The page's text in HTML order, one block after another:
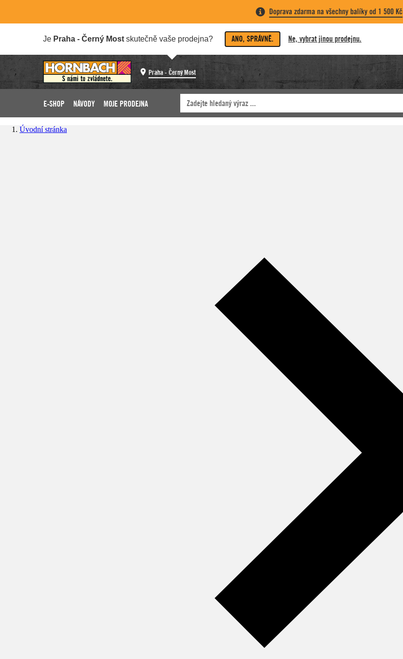
Doprava zdarma na všechny balíky od 1 500 Kč
Je Praha - Černý Most skutečně vaše prodejna? ANO, SPRÁVNĚ. Ne, vybrat jinou prodejnu.
Praha - Černý Most
E-SHOP NÁVODY MOJE PRODEJNA
Úvodní stránka